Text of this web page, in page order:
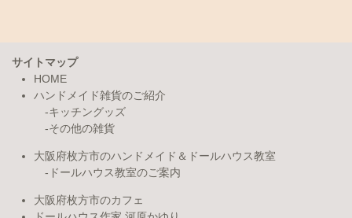
サイトマップ
HOME
ハンドメイド雑貨のご紹介
キッチングッズ
その他の雑貨
大阪府枚方市のハンドメイド＆ドールハウス教室
ドールハウス教室のご案内
大阪府枚方市のカフェ